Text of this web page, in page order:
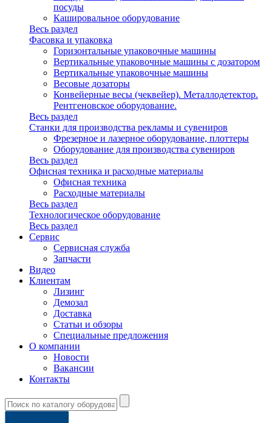
посуды
Кашировальное оборудование
Весь раздел
Фасовка и упаковка
Горизонтальные упаковочные машины
Вертикальные упаковочные машины с дозатором
Вертикальные упаковочные машины
Весовые дозаторы
Конвейерные весы (чеквейер). Металлодетектор.
Рентгеновское оборудование.
Весь раздел
Станки для производства рекламы и сувениров
Фрезерное и лазерное оборудование, плоттеры
Оборудование для производства сувениров
Весь раздел
Офисная техника и расходные материалы
Офисная техника
Расходные материалы
Весь раздел
Технологическое оборудование
Весь раздел
Сервис
Сервисная служба
Запчасти
Видео
Клиентам
Лизинг
Демозал
Доставка
Статьи и обзоры
Специальные предложения
О компании
Новости
Вакансии
Контакты